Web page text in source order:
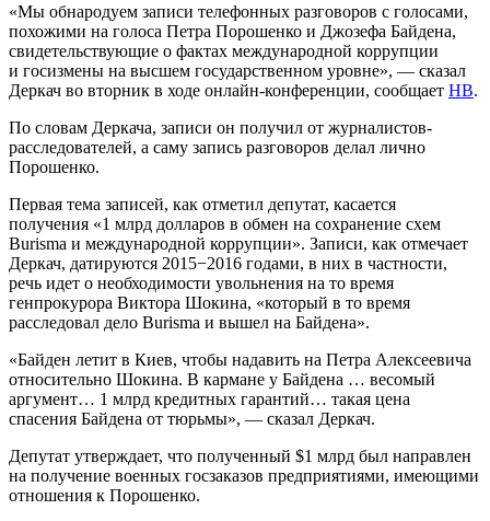
«Мы обнародуем записи телефонных разговоров с голосами,
похожими на голоса Петра Порошенко и Джозефа Байдена,
свидетельствующие о фактах международной коррупции
и госизмены на высшем государственном уровне», — сказал
Деркач во вторник в ходе онлайн-конференции, сообщает НВ.
По словам Деркача, записи он получил от журналистов-
расследователей, а саму запись разговоров делал лично
Порошенко.
Первая тема записей, как отметил депутат, касается
получения «1 млрд долларов в обмен на сохранение схем
Burisma и международной коррупции». Записи, как отмечает
Деркач, датируются 2015−2016 годами, в них в частности,
речь идет о необходимости увольнения на то время
генпрокурора Виктора Шокина, «который в то время
расследовал дело Burisma и вышел на Байдена».
«Байден летит в Киев, чтобы надавить на Петра Алексеевича
относительно Шокина. В кармане у Байдена … весомый
аргумент… 1 млрд кредитных гарантий… такая цена
спасения Байдена от тюрьмы», — сказал Деркач.
Депутат утверждает, что полученный $1 млрд был направлен
на получение военных госзаказов предприятиями, имеющими
отношения к Порошенко.